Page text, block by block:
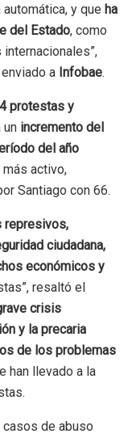
y que ha
del Estado, como
a Infobae.
protestas y
un incremento del
del año
activo,
Santiago con 66.
represivos,
ciudadana,
económicos y
resaltó el
crisis
y la precaria
de los problemas
han llevado a la
casos de abuso